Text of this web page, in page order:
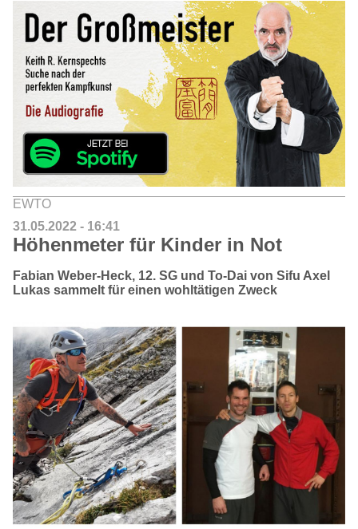
EWTO
31.05.2022 - 16:41
Höhenmeter für Kinder in Not
Fabian Weber-Heck, 12. SG und To-Dai von Sifu Axel
Lukas sammelt für einen wohltätigen Zweck